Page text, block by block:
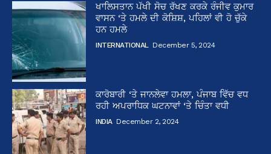
ਖਾਲਿਸਤਾਨ ਪੱਖੀ ਸੋਚ ਰੱਖਣ ਕਰਕੇ ਰੰਜੀਵ ਕੁਮਾਰ
ਵਾਸਨ ‘ਤੇ ਹਮਲੇ ਦੀ ਕੋਸ਼ਿਸ਼, ਪਹਿਲਾਂ ਵੀ ਹੋ ਚੁੱਕੇ
ਹਨ ਹਮਲੇ
INTERNATIONAL December 5, 2024
ਕਾਰੋਬਾਰੀ ‘ਤੇ ਜਾਨਲੇਵਾ ਹਮਲਾ, ਪੰਜਾਬ ਵਿੱਚ ਵਧ
ਰਹੀ ਅਪਰਾਧਿਕ ਘਟਨਾਵਾਂ ‘ਤੇ ਚਿੰਤਾ ਵਧੀ
INDIA December 2, 2024